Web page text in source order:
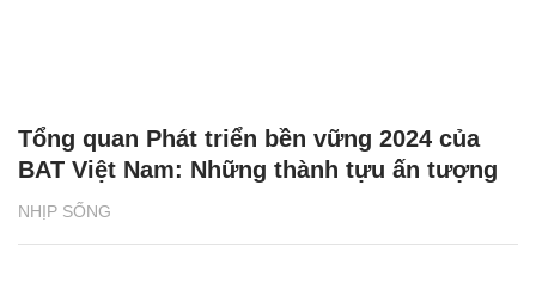
NHỊP SỐNG
Tổng quan Phát triển bền vững 2024 của
BAT Việt Nam: Những thành tựu ấn tượng